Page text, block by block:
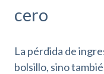
cero
La pérdida de
bolsillo, sino